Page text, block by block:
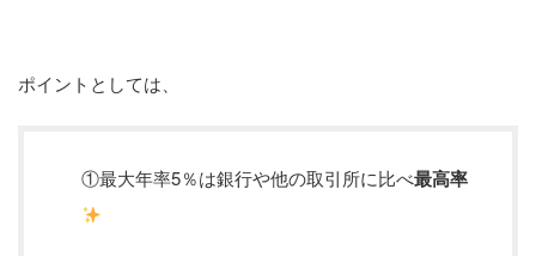
ポイントとしては、
①最大年率5％は銀行や他の取引所に比べ最高率